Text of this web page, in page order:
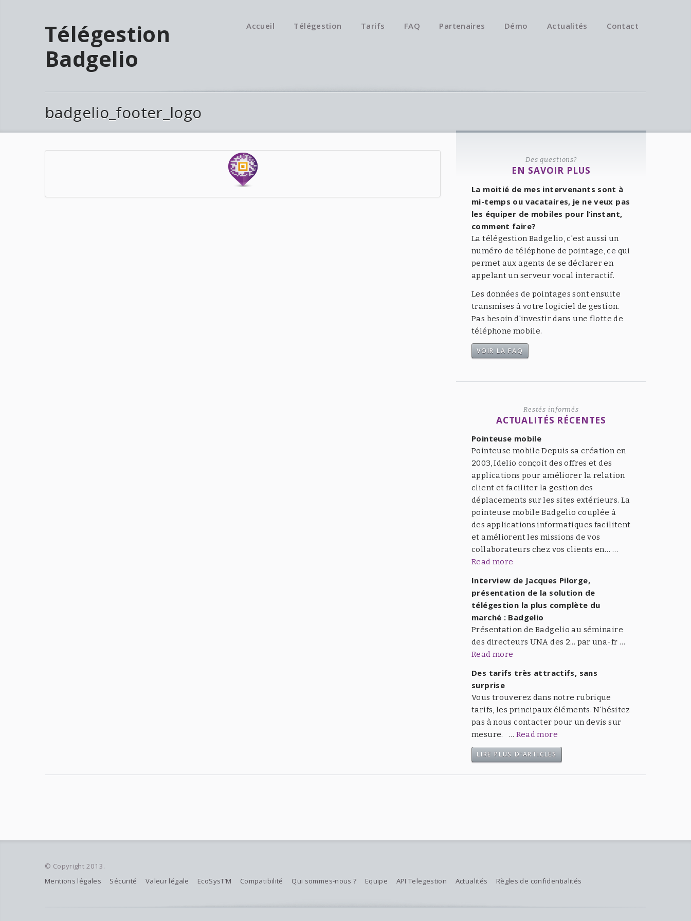
Télégestion
Badgelio
Accueil Télégestion Tarifs FAQ Partenaires Démo Actualités Contact
badgelio_footer_logo
Des questions?
EN SAVOIR PLUS
La moitié de mes intervenants sont à
mi-temps ou vacataires, je ne veux pas
les équiper de mobiles pour l’instant,
comment faire?
La télégestion Badgelio, c'est aussi un
numéro de téléphone de pointage, ce qui
permet aux agents de se déclarer en
appelant un serveur vocal interactif.
Les données de pointages sont ensuite
transmises à votre logiciel de gestion.
Pas besoin d'investir dans une flotte de
téléphone mobile.
VOIR LA FAQ
Restés informés
ACTUALITÉS RÉCENTES
Pointeuse mobile
Pointeuse mobile Depuis sa création en
2003, Idelio conçoit des offres et des
applications pour améliorer la relation
client et faciliter la gestion des
déplacements sur les sites extérieurs. La
pointeuse mobile Badgelio couplée à
des applications informatiques facilitent
et améliorent les missions de vos
collaborateurs chez vos clients en… …
Read more
Interview de Jacques Pilorge,
présentation de la solution de
télégestion la plus complète du
marché : Badgelio
Présentation de Badgelio au séminaire
des directeurs UNA des 2... par una-fr …
Read more
Des tarifs très attractifs, sans
surprise
Vous trouverez dans notre rubrique
tarifs, les principaux éléments. N'hésitez
pas à nous contacter pour un devis sur
mesure. … Read more
LIRE PLUS D'ARTICLES
© Copyright 2013.
Mentions légales
Sécurité Valeur légale EcoSysT’M Compatibilité Qui sommes-nous ? Equipe API Telegestion Actualités Règles de confidentialités